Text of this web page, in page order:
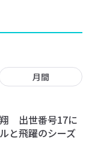
月間
出世番号17に
と飛躍のシーズ